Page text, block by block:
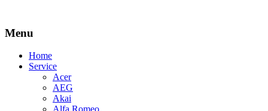
Menu
Skip
Home
Service
Acer
AEG
Akai